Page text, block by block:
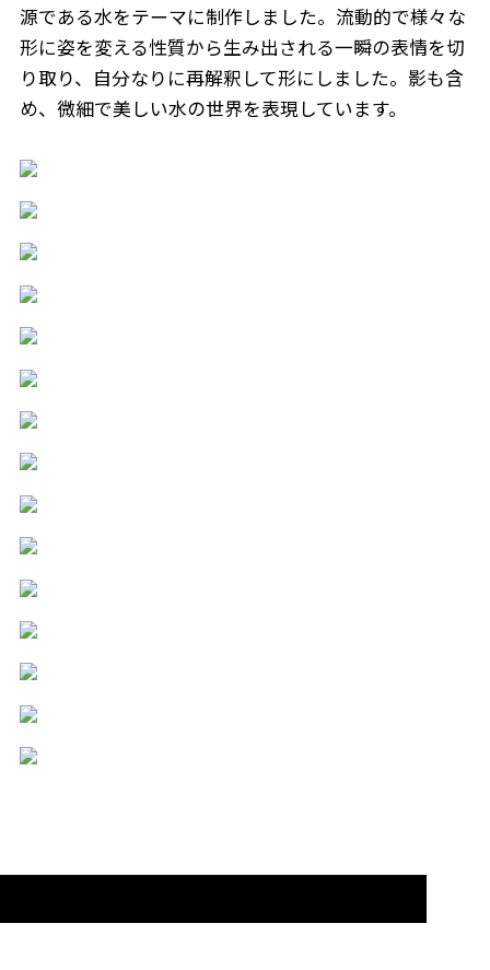
源である水をテーマに制作しました。流動的で様々な
形に姿を変える性質から生み出される一瞬の表情を切
り取り、自分なりに再解釈して形にしました。影も含
め、微細で美しい水の世界を表現しています。